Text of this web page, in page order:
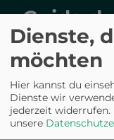
Guide
Die besten
in dein
Fynn, unser
dich mit den
Abkühlung an
Dienste,
möchten
Hier kannst du
Dienste wir
jederzeit widerrufen.
unsere